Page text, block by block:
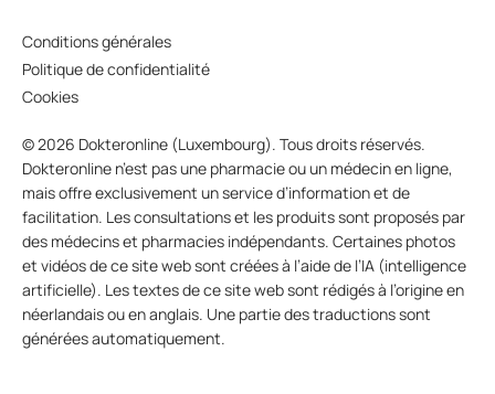
Conditions générales
Politique de confidentialité
Cookies
© 2026 Dokteronline (Luxembourg). Tous droits réservés.
Dokteronline n’est pas une pharmacie ou un médecin en ligne,
mais offre exclusivement un service d’information et de
facilitation. Les consultations et les produits sont proposés par
des médecins et pharmacies indépendants. Certaines photos
et vidéos de ce site web sont créées à l’aide de l’IA (intelligence
artificielle). Les textes de ce site web sont rédigés à l’origine en
néerlandais ou en anglais. Une partie des traductions sont
générées automatiquement.